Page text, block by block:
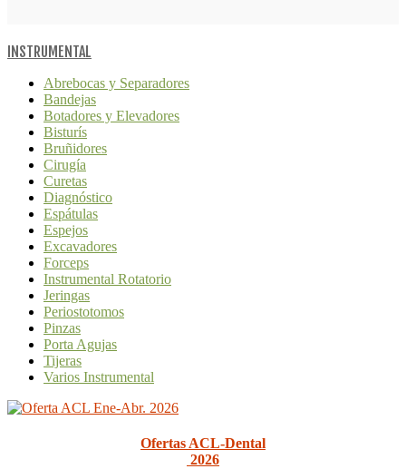
INSTRUMENTAL
Abrebocas y Separadores
Bandejas
Botadores y Elevadores
Bisturís
Bruñidores
Cirugía
Curetas
Diagnóstico
Espátulas
Espejos
Excavadores
Forceps
Instrumental Rotatorio
Jeringas
Periostotomos
Pinzas
Porta Agujas
Tijeras
Varios Instrumental
Ofertas ACL-Dental
2026